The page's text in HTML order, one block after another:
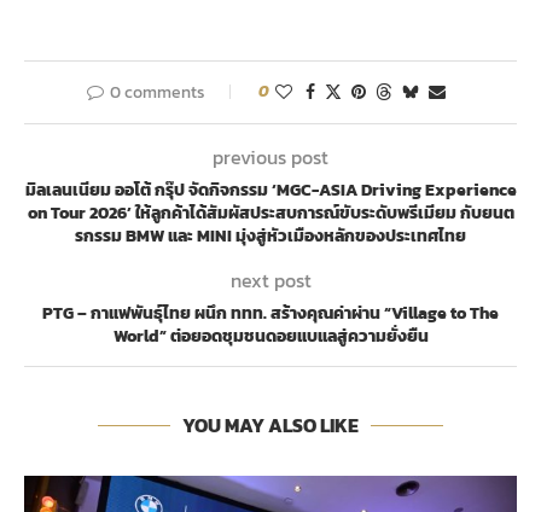
0 comments 0
previous post
มิลเลนเนียม ออโต้ กรุ๊ป จัดกิจกรรม ‘MGC-ASIA Driving Experience
on Tour 2026’ ให้ลูกค้าได้สัมผัสประสบการณ์ขับระดับพรีเมียม กับยนต
รกรรม BMW และ MINI มุ่งสู่หัวเมืองหลักของประเทศไทย
next post
PTG – กาแฟพันธุ์ไทย ผนึก ททท. สร้างคุณค่าผ่าน “Village to The
World” ต่อยอดชุมชนดอยแบแลสู่ความยั่งยืน
YOU MAY ALSO LIKE